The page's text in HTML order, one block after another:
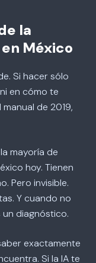
la
México
Si hacer sólo
en cómo te
de 2019,
mayoría de
hoy. Tienen
Pero invisible.
Y cuando no
un diagnóstico.
exactamente
Si la IA te